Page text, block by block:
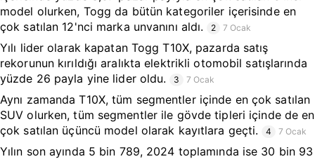
model olurken, Togg da bütün kategoriler içerisinde en
çok satılan 12'nci marka unvanını aldı.
2 7 Ocak
Yılı lider olarak kapatan Togg T10X, pazarda satış
rekorunun kırıldığı aralıkta elektrikli otomobil satışlarında
yüzde 26 payla yine lider oldu.
3 7 Ocak
Aynı zamanda T10X, tüm segmentler içinde en çok satılan
SUV olurken, tüm segmentler ile gövde tipleri içinde de en
çok satılan üçüncü model olarak kayıtlara geçti.
4 7 Ocak
Yılın son ayında 5 bin 789, 2024 toplamında ise 30 bin 93